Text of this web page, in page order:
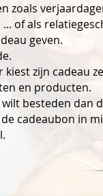
zoals
of als
geven.
kiest zijn cadeau
en producten.
besteden dan
cadeaubon in